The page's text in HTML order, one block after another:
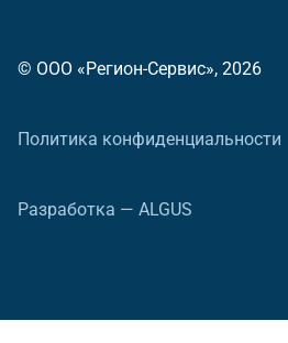
© ООО «Регион-Сервис», 2026
Политика конфиденциальности
Разработка — ALGUS